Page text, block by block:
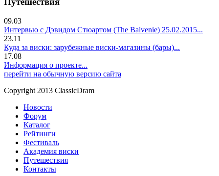
09.03
Интервью с Дэвидом Стюартом (The Balvenie) 25.02.2015...
23.11
Куда за виски: зарубежные виски-магазины (бары)...
17.08
Информация о проекте...
перейти на обычную версию сайта
Copyright 2013 ClassicDram
Новости
Форум
Каталог
Рейтинги
Фестиваль
Академия виски
Путешествия
Контакты